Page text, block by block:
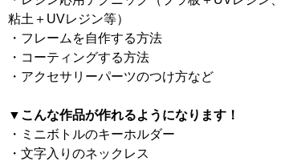
粘土＋UVレジン等）
・フレームを自作する方法
・コーティングする方法
・アクセサリーパーツのつけ方など
▼こんな作品が作れるようになります！
・ミニボトルのキーホルダー
・文字入りのネックレス